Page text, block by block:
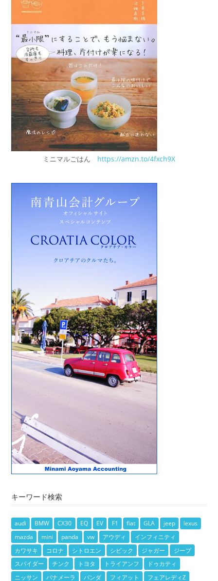
ミニマルごはん https://amzn.to/4fxch9X
キーワード検索
audi BMW CX30 EQ EV F1 fiat GLA jeep
lexus
mazda
mini panda vw アウディ
インフィニティ
カワサキ
コロナ シトロエン シビック ジャガー
ジープ
スパイダー
チンク トヨタ トライアンフ
ドゥカティ
ニッサン
パナメーラ パンダ フィアット フェアレディZ